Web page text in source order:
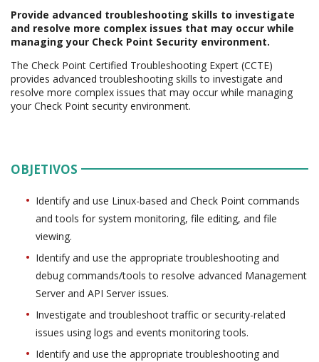
Provide advanced troubleshooting skills to investigate
and resolve more complex issues that may occur while
managing your Check Point Security environment.
The Check Point Certified Troubleshooting Expert (CCTE)
provides advanced troubleshooting skills to investigate and
resolve more complex issues that may occur while managing
your Check Point security environment.
OBJETIVOS
Identify and use Linux-based and Check Point commands
and tools for system monitoring, file editing, and file
viewing.
Identify and use the appropriate troubleshooting and
debug commands/tools to resolve advanced Management
Server and API Server issues.
Investigate and troubleshoot traffic or security-related
issues using logs and events monitoring tools.
Identify and use the appropriate troubleshooting and